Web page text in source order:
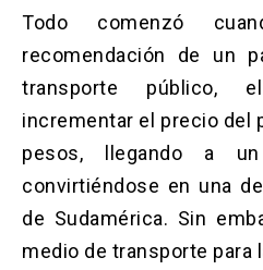
Todo comenzó
recomendación de un
transporte público,
incrementar el precio del
pesos, llegando a
convirtiéndose en una
de Sudamérica. Sin
medio de transporte para